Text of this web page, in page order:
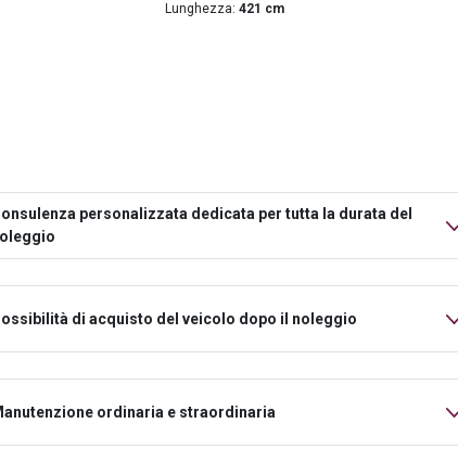
Lunghezza: 421 cm
personalizzata dedicata per tutta la durata del
di acquisto del veicolo dopo il noleggio
ordinaria e straordinaria